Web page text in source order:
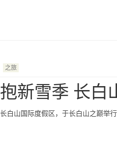
之旅
新雪季 长白
白山国际度假区，于长白山之巅举